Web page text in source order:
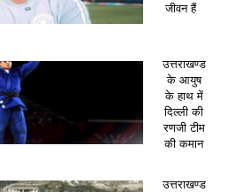
जीवन हैं
उत्तराखण्ड
के आयुष
के हाथ में
दिल्ली की
रणजी टीम
की कमान
उत्तराखण्ड